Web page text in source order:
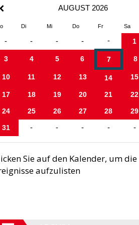
AUGUST 2026
Di Mi Do Fr Sa
- - - - - 1
3 4 5 6 7 8
10 11 12 13 14 15
17 18 19 20 21 22
24 25 26 27 28 29
31 - - - - -
Sie auf den Kalender, um die
aufzulisten